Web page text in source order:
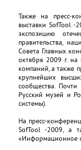
Также на пресс-
выставки SofTool -
экспозицию
правительства,
Совета Главных
октября 2009 г.
компаний, а также
крупнейших
сообщества. Почти
Русский музей и
системы).
На пресс-
SofTool -2009, а
«Информационное